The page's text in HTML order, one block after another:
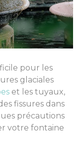
pour les
glaciales
et les tuyaux,
fissures dans
précautions
votre fontaine